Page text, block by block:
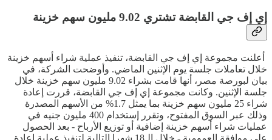
إي إف جي القابضة تشتري 9.02 مليون سهم خزينة
أعلنت مجموعة إي إف جي القابضة، تنفيذ عملية شراء أسهم خزينة
خلال تعاملات جلسة يوم الإثنين الماضي. وأوضحت الشركة، في
بيان لبورصة مصر، أنها قامت بشراء 9.02 مليون سهم خزينة خلال
جلسة الإثنين. وكانت مجموعة إي إف جي القابضة، قررت إعادة
شراء 25 مليون سهم خزينة بما يمثل 1.7% من الأسهم المصدرة
وذلك عبر السوق المفتوح، وتقرر إستخدام 400 مليون جنيه في
عمليات شراء أسهم خزينة إضافية أو توزيع الأرباح - بعد الحصول
على موافقة العمومية - خلال الـ18 شهرا التالية لتنفيذ عملية إعادة